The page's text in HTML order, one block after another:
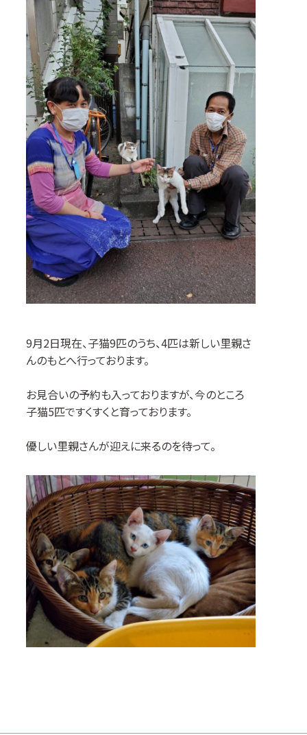
9月2日現在、子猫9匹のうち、4匹は新しい里親さ
んのもとへ行っております。
お見合いの予約も入っておりますが、今のところ
子猫5匹ですくすくと育っております。
優しい里親さんが迎えに来るのを待って。